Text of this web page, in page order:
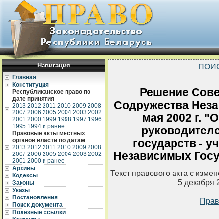
Навигация
Главная
Конституция
Республиканское право по
дате принятия
2013 2012 2011 2010 2009 2008
2007 2006 2005 2004 2003 2002
2001 2000 1999 1998 1997 1996
1995 1994 и ранее
Правовые акты местных
органов власти по датам
2013 2012 2011 2010 2009 2008
2007 2006 2005 2004 2003 2002
2001 2000 и ранее
Архивы
Кодексы
Законы
Указы
Постановления
Поиск документа
Полезные ссылки
Решение
Содружества
мая 2002 г.
государств -
Независимых
Текст правового акта с
5 декабря